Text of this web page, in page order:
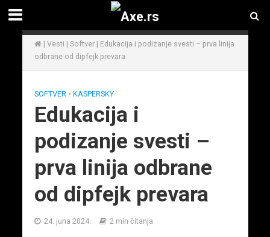
| Vesti | Softver| Edukacija i podizanje svesti – prva linija
odbrane od dipfejk prevara
SOFTVER • KASPERSKY
Edukacija i
podizanje svesti –
prva linija odbrane
od dipfejk prevara
24. juna 2024. 2 min čitanja